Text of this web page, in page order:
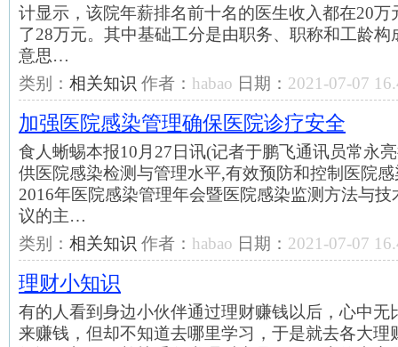
计显示，该院年薪排名前十名的医生收入都在20
了28万元。其中基础工分是由职务、职称和工龄
意思…
类别： 相关知识 作者： habao 日期： 2021-07-07
加强医院感染管理确保医院诊疗安全
食人蜥蜴本报10月27日讯(记者于鹏飞通讯员常永
供医院感染检测与管理水平,有效预防和控制医院
2016年医院感染管理年会暨医院感染监测方法与
议的主…
类别： 相关知识 作者： habao 日期： 2021-07-07
理财小知识
有的人看到身边小伙伴通过理财赚钱以后，心中无
来赚钱，但却不知道去哪里学习，于是就去各大理